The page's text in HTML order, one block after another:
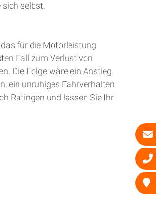
sich selbst.
für die Motorleistung
Fall zum Verlust von
Die Folge wäre ein Anstieg
ein unruhiges Fahrverhalten
Ratingen und lassen Sie Ihr